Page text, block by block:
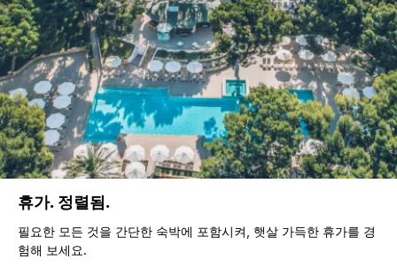
휴가. 정렬됨.
필요한 모든 것을 간단한 숙박에 포함시켜, 햇살 가득한 휴가를 경
험해 보세요.